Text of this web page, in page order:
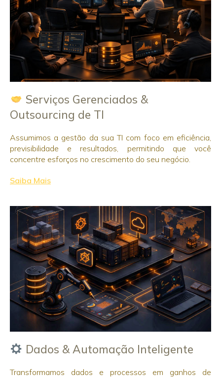
Serviços Gerenciados &
Outsourcing de TI
Assumimos a gestão da sua TI com foco em eficiência,
previsibilidade e resultados, permitindo que você
concentre esforços no crescimento do seu negócio.
Saiba Mais
Dados & Automação Inteligente
Transformamos dados e processos em ganhos de